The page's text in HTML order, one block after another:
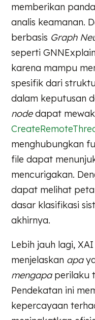
memberikan
analis keamanan.
berbasis Graph
seperti
karena mampu
spesifik dari
dalam keputusan
nodedapat
menghubungkan
file dapat
mencurigakan.
dapat melihat
dasar klasifikasi
akhirnya.
Lebih jauh lagi,
menjelaskan apa
mengapaperilaku
Pendekatan ini
kepercayaan